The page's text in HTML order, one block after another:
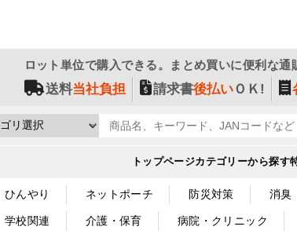
ロット単位で購入できる。まとめ買いに便利な通
送料当社負担 請求書後払いＯＫ!
トップページカテゴリーから探す
ひんやり ネットポーチ 防災対策 消臭
学校関連 介護・保育 病院・クリニック